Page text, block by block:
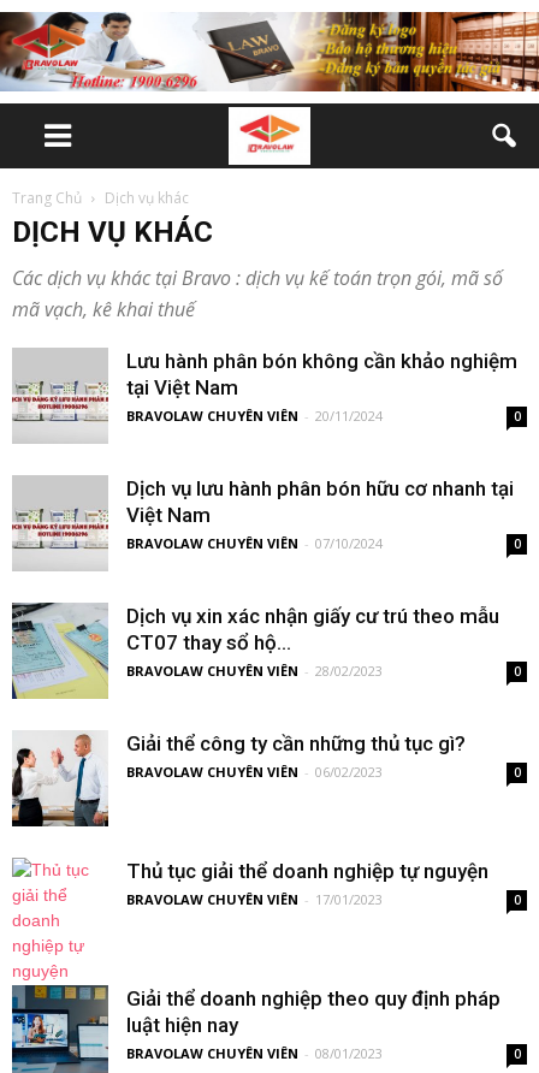
Trang Chủ Dịch vụ khác
DỊCH VỤ KHÁC
Các dịch vụ khác tại Bravo : dịch vụ kế toán trọn gói, mã số
mã vạch, kê khai thuế
Lưu hành phân bón không cần khảo nghiệm
tại Việt Nam
BRAVOLAW CHUYÊN VIÊN - 20/11/2024 0
Dịch vụ lưu hành phân bón hữu cơ nhanh tại
Việt Nam
BRAVOLAW CHUYÊN VIÊN - 07/10/2024 0
Dịch vụ xin xác nhận giấy cư trú theo mẫu
CT07 thay sổ hộ...
BRAVOLAW CHUYÊN VIÊN - 28/02/2023 0
Giải thể công ty cần những thủ tục gì?
BRAVOLAW CHUYÊN VIÊN - 06/02/2023 0
Thủ tục giải thể doanh nghiệp tự nguyện
BRAVOLAW CHUYÊN VIÊN - 17/01/2023 0
Giải thể doanh nghiệp theo quy định pháp
luật hiện nay
BRAVOLAW CHUYÊN VIÊN - 08/01/2023 0